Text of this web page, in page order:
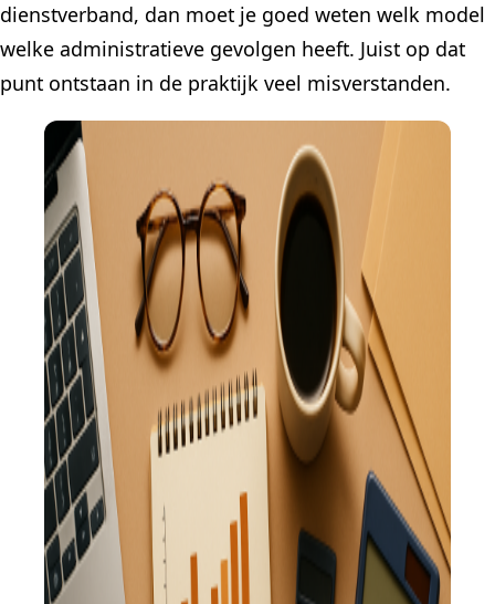
dienstverband, dan moet je goed weten welk model
welke administratieve gevolgen heeft. Juist op dat
punt ontstaan in de praktijk veel misverstanden.